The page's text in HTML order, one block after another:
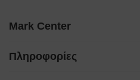
Mark Center
Πληροφορίες